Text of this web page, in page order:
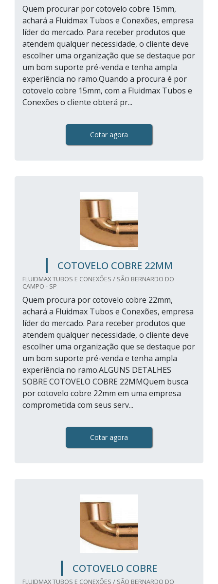
Quem procurar por cotovelo cobre 15mm,
achará a Fluidmax Tubos e Conexões, empresa
líder do mercado. Para receber produtos que
atendem qualquer necessidade, o cliente deve
escolher uma organização que se destaque por
um bom suporte pré-venda e tenha ampla
experiência no ramo.Quando a procura é por
cotovelo cobre 15mm, com a Fluidmax Tubos e
Conexões o cliente obterá pr...
Cotar agora
COTOVELO COBRE 22MM
FLUIDMAX TUBOS E CONEXÕES / SÃO BERNARDO DO
CAMPO - SP
Quem procura por cotovelo cobre 22mm,
achará a Fluidmax Tubos e Conexões, empresa
líder do mercado. Para receber produtos que
atendem qualquer necessidade, o cliente deve
escolher uma organização que se destaque por
um bom suporte pré-venda e tenha ampla
experiência no ramo.ALGUNS DETALHES
SOBRE COTOVELO COBRE 22MMQuem busca
por cotovelo cobre 22mm em uma empresa
comprometida com seus serv...
Cotar agora
COTOVELO COBRE
FLUIDMAX TUBOS E CONEXÕES / SÃO BERNARDO DO